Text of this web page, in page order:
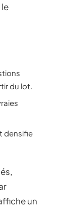
du lot.
densifie
un